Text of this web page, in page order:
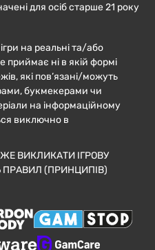
для осіб старше 21 року
на реальні та/або
приймає ні в якій формі
які пов’язані/можуть
букмекерами чи
на інформаційному
виключно в
ВИКЛИКАТИ ІГРОВУ
ПРАВИЛ (ПРИНЦИПІВ)